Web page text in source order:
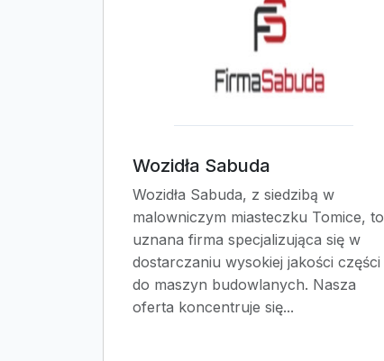
Wozidła Sabuda
Wozidła Sabuda, z siedzibą w
malowniczym miasteczku Tomice, to
uznana firma specjalizująca się w
dostarczaniu wysokiej jakości części
do maszyn budowlanych. Nasza
oferta koncentruje się...